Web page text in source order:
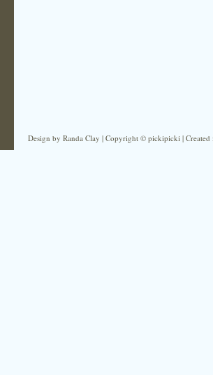
Design by Randa Clay | Copyright © pickipicki | Created